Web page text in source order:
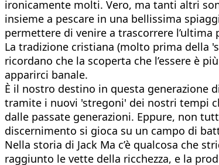
ironicamente molti. Vero, ma tanti altri
insieme a pescare in una bellissima
permettere di venire a trascorrere
La tradizione cristiana (molto prima della
ricordano che la scoperta che l’essere è
apparirci banale.
È il nostro destino in questa generazione
tramite i nuovi 'stregoni' dei nostri tempi
dalle passate generazioni. Eppure, non
discernimento si gioca su un campo di
Nella storia di Jack Ma c’è qualcosa che
raggiunto le vette della ricchezza, e la